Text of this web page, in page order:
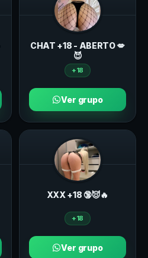
CHAT +18 - ABERTO 💋
😈
+18
Ver grupo
ХXХ +18 🔞😈🔥
+18
Ver grupo